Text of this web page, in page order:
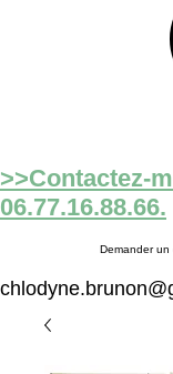
>>Contactez-
06.77.16.88.66.
Demander un